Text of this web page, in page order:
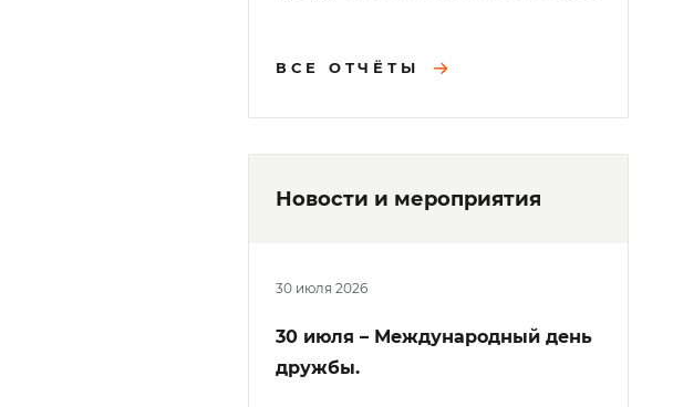
ВСЕ ОТЧЁТЫ
Новости и мероприятия
30 июля 2026
30 июля – Международный день
дружбы.